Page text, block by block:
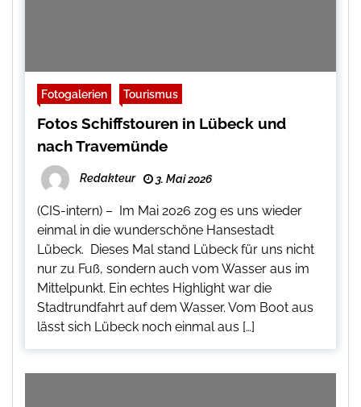
Fotogalerien Tourismus
Fotos Schiffstouren in Lübeck und
nach Travemünde
Redakteur 3. Mai 2026
(CIS-intern) – Im Mai 2026 zog es uns wieder
einmal in die wunderschöne Hansestadt
Lübeck. Dieses Mal stand Lübeck für uns nicht
nur zu Fuß, sondern auch vom Wasser aus im
Mittelpunkt. Ein echtes Highlight war die
Stadtrundfahrt auf dem Wasser. Vom Boot aus
lässt sich Lübeck noch einmal aus […]